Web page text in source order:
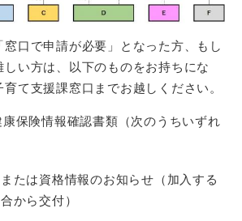
口で申請が必要」となった方、もし
しい方は、以下のものをお持ちにな
て支援課窓口までお越しください。
保険情報確認書類（次のうちいずれ
たは資格情報のお知らせ（加入する
から交付）